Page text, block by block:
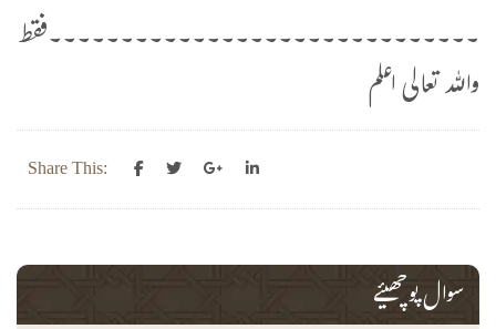
۔۔۔۔۔۔۔۔۔۔۔۔۔۔۔۔۔۔۔۔۔۔۔۔۔۔۔۔۔۔فقط
واللہ تعالی اعلم
Share This:
سوال پوچھیئے